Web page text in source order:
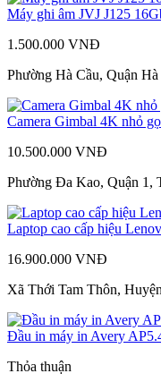
Máy ghi âm JVJ J125
1.500.000 VNĐ
Phường Hà Cầu, Quận
Camera Gimbal 4K nhỏ
10.500.000 VNĐ
Phường Đa Kao, Quận 1,
Laptop cao cấp hiệu
16.900.000 VNĐ
Xã Thới Tam Thôn,
Đầu in máy in Avery
Thỏa thuận